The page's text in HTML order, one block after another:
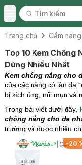
Toggle Menu
Tìm kiếm
Tìm kiếm
Trang chủ Cẩm
Top 10 Kem Chống
Dùng Nhiều Nhất
Kem chống nắng cho
của các nàng có làn da
bị kích ứng, nổi mụn và
Trong bài viết dưới đây,
chống nắng cho da
trường và được nhiều
-49